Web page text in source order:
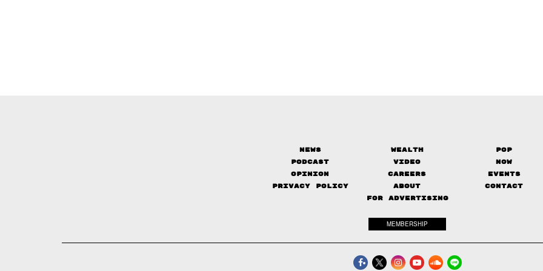
News Wealth
Pop
Podcast
Video
Now
Opinion
Careers
Events
Privacy Policy
About
Contact
FOR ADVERTISING
MEMBERSHIP